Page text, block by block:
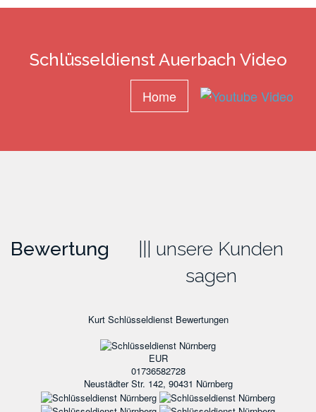
Schlüsseldienst Auerbach Video
Home
Bewertung
unsere Kunden
sagen
Kurt SchlüsseldienstBewertungen
EUR
01736582728
Neustädter Str. 142, 90431 Nürnberg